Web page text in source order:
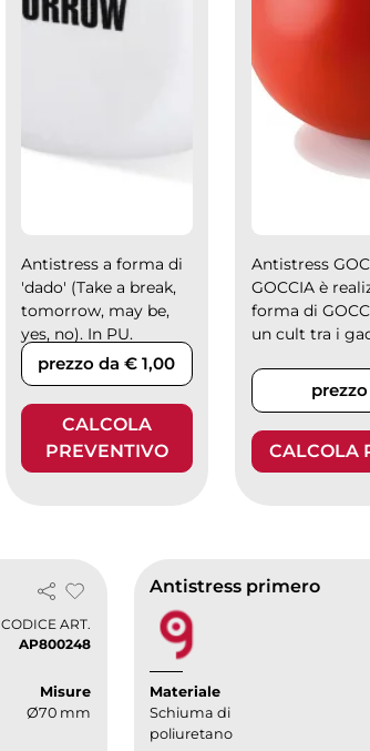
Antistress a forma di
'dado' (Take a break,
tomorrow, may be,
yes, no). In PU.
prezzo da € 1,00
CALCOLA
PREVENTIVO
Antistress
GOCCIA è
forma di
un cult tra i
prezzo
CALCOLA
CODICE ART.
AP800248
Misure
Ø70 mm
Antistress primero
Materiale
Schiuma di
poliuretano